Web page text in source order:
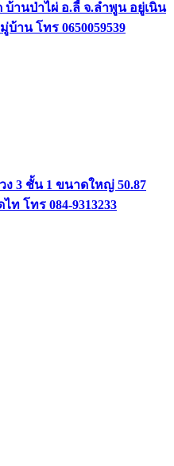
านป่าไผ่ อ.ลี้ จ.ลำพูน อยู่เนิน
าน โทร 0650059539
3 ชั้น 1 ขนาดใหญ่ 50.87
ท โทร 084-9313233